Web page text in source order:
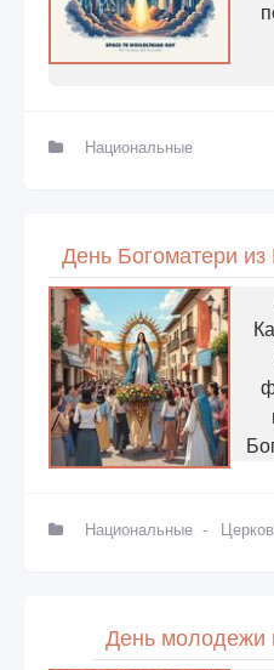
Национальные
Национальные -
День молодежи